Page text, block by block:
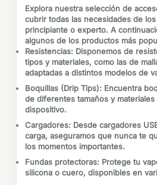
Explora nuestra selección de
cubrir todas las necesidades de
principiante o experto. A
algunos de los productos más
Resistencias: Disponemos de
tipos y materiales, como las de
adaptadas a distintos modelos de
Boquillas (Drip Tips): Encuentra
de diferentes tamaños y
dispositivo.
Cargadores: Desde cargadores
carga, aseguramos que nunca te
los momentos importantes.
Fundas protectoras: Protege tu
silicona o cuero, disponibles en